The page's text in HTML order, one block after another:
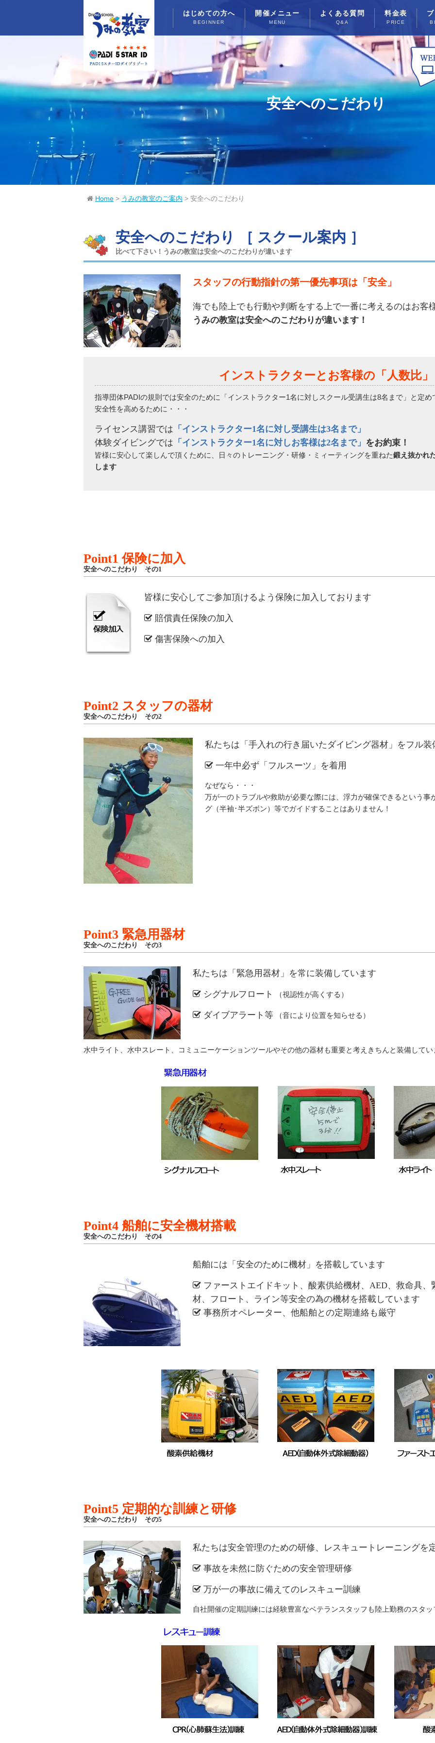
はじめての方へ
BEGINNER
開催メニュー
MENU
よくある質問
Q&A
料金表
PRICE
安全へのこだわり
Home > うみの教室のご案内 > 安全へのこだわり
安全へのこだわり ［ スクール案内 ］
比べて下さい！うみの教室は安全へのこだわりが違います
スタッフの行動指針の第一優先事項は「安全」
海でも陸上でも行動や判断をする上で一番に考えるのはお客
うみの教室は安全へのこだわりが違います！
インストラクターとお客様の「人数比」
指導団体PADIの規則では安全のために「インストラクター1名に対しスクール受講生は8名まで」と定
安全性を高めるために・・・
ライセンス講習では 「インストラクター1名に対し受講生は3名まで」
体験ダイビングでは 「インストラクター1名に対しお客様は2名まで」 をお約束！
皆様に安心して楽しんで頂くために、日々のトレーニング・研修・ミィーティングを重ねた鍛え抜かれ
します
Point1 保険に加入
安全へのこだわり その1
皆様に安心してご参加頂けるよう保険に加入しております
賠償責任保険の加入
傷害保険への加入
Point2 スタッフの器材
安全へのこだわり その2
私たちは「手入れの行き届いたダイビング器材」をフル装
一年中必ず「フルスーツ」を着用
なぜなら・・・
万が一のトラブルや救助が必要な際には、浮力が確保できるという
グ（半袖･半ズボン）等でガイドすることはありません！
Point3 緊急用器材
安全へのこだわり その3
私たちは「緊急用器材」を常に装備しています
シグナルフロート （視認性が高くする）
ダイブアラート等 （音により位置を知らせる）
水中ライト、水中スレート、コミュニーケーションツールやその他の器材も重要と考えきちんと装備してい
Point4 船舶に安全機材搭載
安全へのこだわり その4
船舶には「安全のために機材」を搭載しています
ファーストエイドキット、酸素供給機材、AED、救命具
材、フロート、ライン等安全の為の機材を搭載しています
事務所オペレーター、他船舶との定期連絡も厳守
Point5 定期的な訓練と研修
安全へのこだわり その5
私たちは安全管理のための研修、レスキュートレーニングを
事故を未然に防ぐための安全管理研修
万が一の事故に備えてのレスキュー訓練
自社開催の定期訓練には経験豊富なベテランスタッフも陸上勤務のスタ